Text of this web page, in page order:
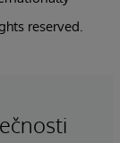
reserved.